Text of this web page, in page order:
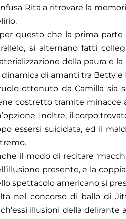
Rita a ritrovare la
questo che la prima
si alternano fatti
della paura e
dinamica di amanti tra Betty
ottenuto da Camilla sia
costretto tramite minacce
Inoltre, il corpo
essersi suicidata, ed il
il modo di recitare
presente, e la
spettacolo americano si
nel concorso di ballo di
illusioni della